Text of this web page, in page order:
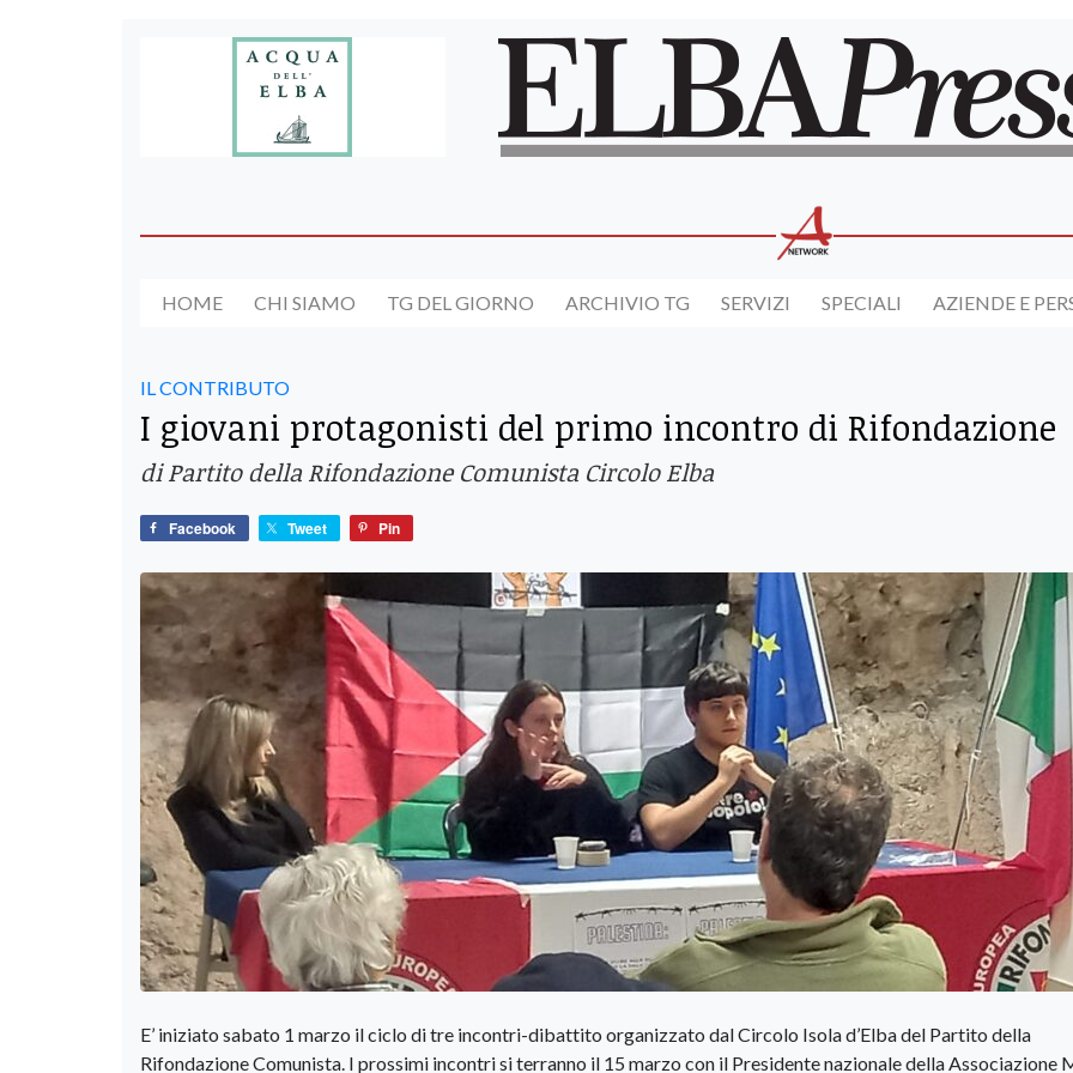
HOME CHI SIAMO TG DEL GIORNO ARCHIVIO TG SERVIZI SPECIALI AZIENDE E
IL CONTRIBUTO
I giovani protagonisti del primo incontro di Rifondazione
di Partito della Rifondazione Comunista Circolo Elba
Facebook Tweet Pin
E’ iniziato sabato 1 marzo il ciclo di tre incontri-dibattito organizzato dal Circolo Isola d’Elba del Partito della
Rifondazione Comunista. I prossimi incontri si terranno il 15 marzo con il Presidente nazionale della Associazione